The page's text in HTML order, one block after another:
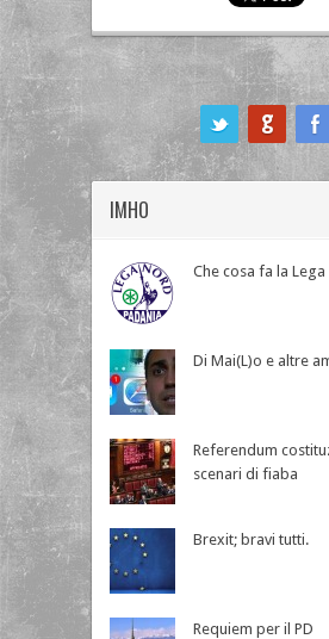
IMHO
Che cosa fa la Lega
Di Mai(L)o e altre
Referendum
scenari di fiaba
Brexit; bravi tutti.
Requiem per il PD